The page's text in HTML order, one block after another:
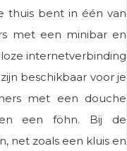
thuis bent in één van
met een minibar en
internetverbinding
beschikbaar voor je
met een douche
een föhn. Bij de
net zoals een kluis en